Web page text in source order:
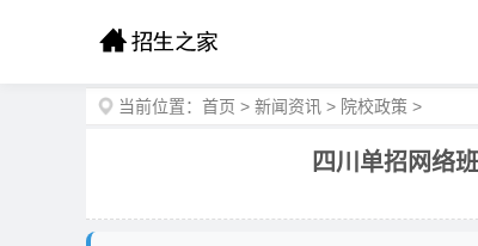
当前位置： 首页 > 新闻资讯 > 院校政策 >
四川单招网络